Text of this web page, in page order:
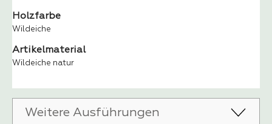
Holzfarbe
Wildeiche
Artikelmaterial
Wildeiche natur
Weitere Ausführungen